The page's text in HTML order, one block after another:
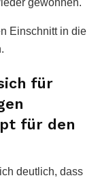
gewöhnen.
Einschnitt in die
für
für den
deutlich, dass